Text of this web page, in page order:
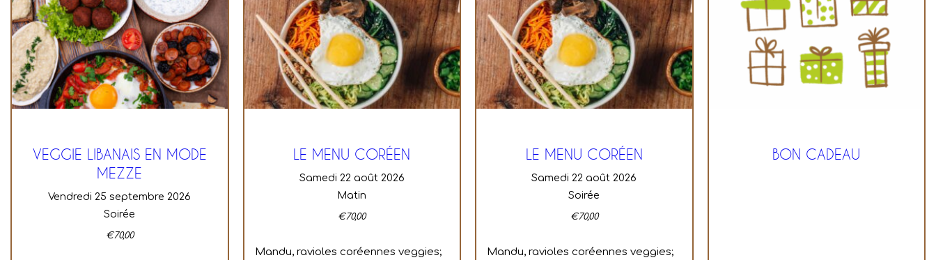
VEGGIE LIBANAIS EN MODE
MEZZE
vendredi 25 septembre 2026
Soirée
€70,00
LE MENU CORÉEN
samedi 22 août 2026
Matin
€70,00
Mandu, ravioles coréennes veggies;
LE MENU CORÉEN
samedi 22 août 2026
Soirée
€70,00
Mandu, ravioles coréennes veggies;
BON CADEAU